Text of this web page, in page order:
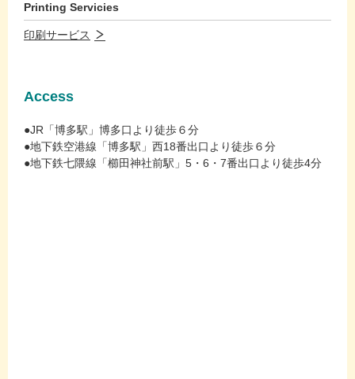
Printing Servicies
印刷サービス
Access
●JR「博多駅」博多口より徒歩６分
●地下鉄空港線「博多駅」西18番出口より徒歩６分
●地下鉄七隈線「櫛田神社前駅」5・6・7番出口より徒歩4分